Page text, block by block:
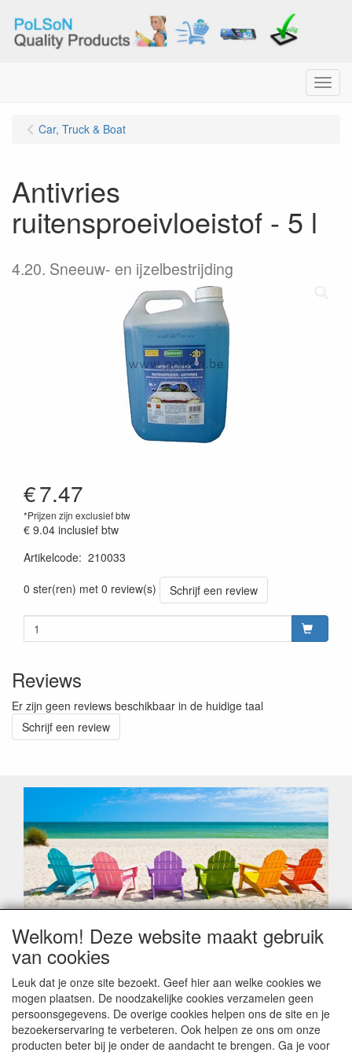
Menu
Car, Truck & Boat
Antivries
ruitensproeivloeistof - 5 l
4.20. Sneeuw- en ijzelbestrijding
€7.47
*Prijzen zijn exclusief btw
€ 9.04 inclusief btw
Artikelcode: 210033
0 ster(ren) met 0 review(s)
Schrijf een review
Reviews
Er zijn geen reviews beschikbaar in de huidige taal
Schrijf een review
Geachte klant,
Zoals elk jaar zorgt de verlofperiode, naast een hoop
leveringsproblemen.
Sommige fabrikanten sluiten of werken met een
vakantiebezetting.
Bestellingen die vanaf +/- 15 juli geplaatst worden kunnen
hierdoor vertraging oplopen. Wanneer die voorradig is en alle
Welkom! Deze website maakt gebruik
van cookies
Leuk dat je onze site bezoekt. Geef hier aan welke cookies we
mogen plaatsen. De noodzakelijke cookies verzamelen geen
persoonsgegevens. De overige cookies helpen ons de site en je
bezoekerservaring te verbeteren. Ook helpen ze ons om onze
producten beter bij je onder de aandacht te brengen. Ga je voor